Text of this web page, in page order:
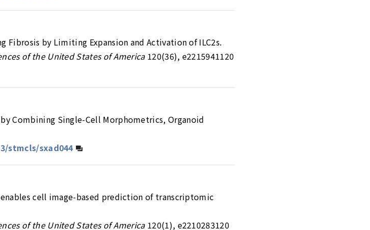
Fibrosis by Limiting Expansion and Activation of ILC2s.
of the United States of America120(36), e2215941120
Combining Single-Cell Morphometrics, Organoid
stmcls/sxad044
cell image-based prediction of transcriptomic
of the United States of America120(1), e2210283120